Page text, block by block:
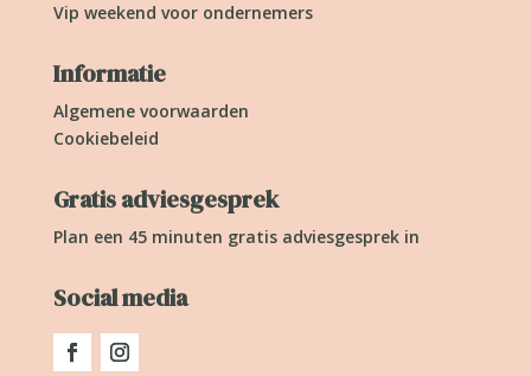
Vip weekend voor ondernemers
Informatie
Algemene voorwaarden
Cookiebeleid
Gratis adviesgesprek
Plan een 45 minuten gratis adviesgesprek in
Social media